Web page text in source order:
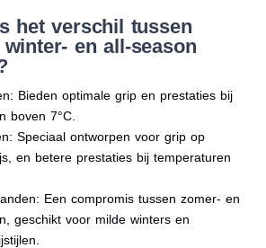
het verschil tussen
en all-season
Bieden optimale grip en prestaties bij
boven 7°C.
Speciaal ontworpen voor grip op
en betere prestaties bij temperaturen
Een compromis tussen zomer- en
geschikt voor milde winters en